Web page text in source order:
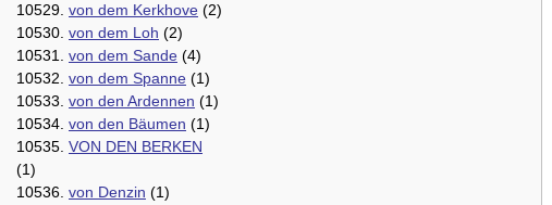
10529. von dem Kerkhove (2)
10530. von dem Loh (2)
10531. von dem Sande (4)
10532. von dem Spanne (1)
10533. von den Ardennen (1)
10534. von den Bäumen (1)
10535. VON DEN BERKEN
(1)
10536. von Denzin (1)